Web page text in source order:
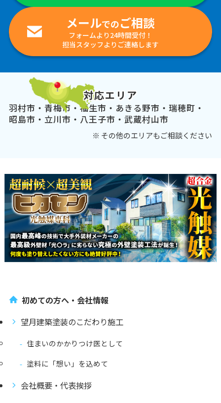
メールでのご相談
フォームより24時間受付！
担当スタッフよりご連絡します
対応エリア
羽村市・青梅市・福生市・あきる野市・瑞穂町・
昭島市・立川市・八王子市・武蔵村山市
※ その他のエリアもご相談ください
初めての方へ・会社情報
望月建築塗装のこだわり施工
住まいのかかりつけ医として
塗料に「想い」を込めて
会社概要・代表挨拶